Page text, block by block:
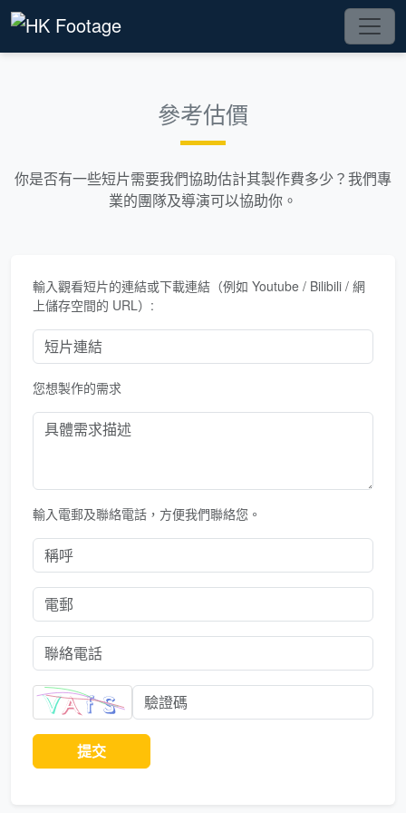
參考估價
你是否有一些短片需要我們協助估計其製作費多少？我們專
業的團隊及導演可以協助你。
輸入觀看短片的連結或下載連結（例如 Youtube / Bilibili / 網
上儲存空間的 URL）:
您想製作的需求
輸入電郵及聯絡電話，方便我們聯絡您。
提交